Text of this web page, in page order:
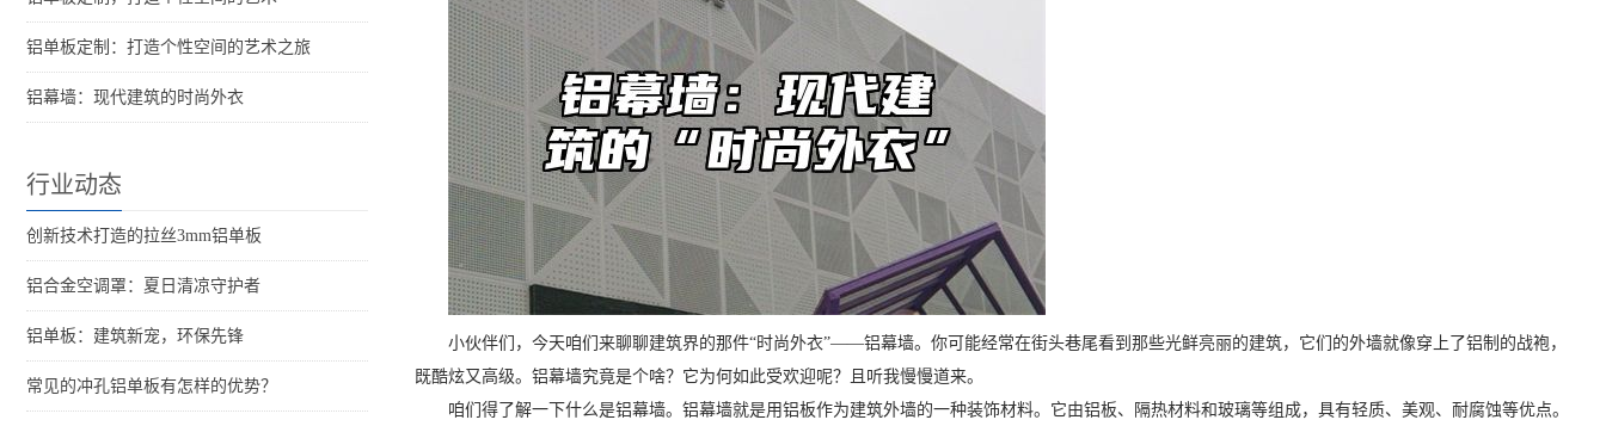
铝单板定制：打造个性空间的艺术之旅
铝幕墙：现代建筑的时尚外衣
行业动态
创新技术打造的拉丝3mm铝单板
铝合金空调罩：夏日清凉守护者
铝单板：建筑新宠，环保先锋
常见的冲孔铝单板有怎样的优势？
小伙伴们，今天咱们来聊聊建筑界的那件“时尚外衣”——铝幕墙。你可能经常在街头巷尾看到那些光鲜亮丽的建筑，它们的外墙就像穿上了铝制的战袍，
既酷炫又高级。铝幕墙究竟是个啥？它为何如此受欢迎呢？且听我慢慢道来。
咱们得了解一下什么是铝幕墙。铝幕墙就是用铝板作为建筑外墙的一种装饰材料。它由铝板、隔热材料和玻璃等组成，具有轻质、美观、耐腐蚀等优点。